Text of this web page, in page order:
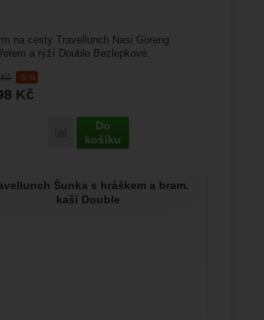
a brokolicí' k porovnání
Kč -5 %
Kč
Přidat 'Travellunch Nasi Goreng s
Do
košíku
na cesty Travellunch Nasi Goreng
a rýží Double Bezlepkové:
Šunka s hráškem a bram.
kaší Double